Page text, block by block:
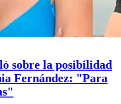
sobre la posibilidad
Fernández: "Para